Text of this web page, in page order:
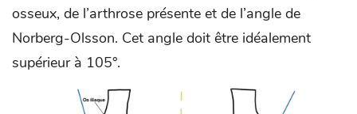
osseux, de l’arthrose présente et de l’angle de
Norberg-Olsson. Cet angle doit être idéalement
supérieur à 105°.